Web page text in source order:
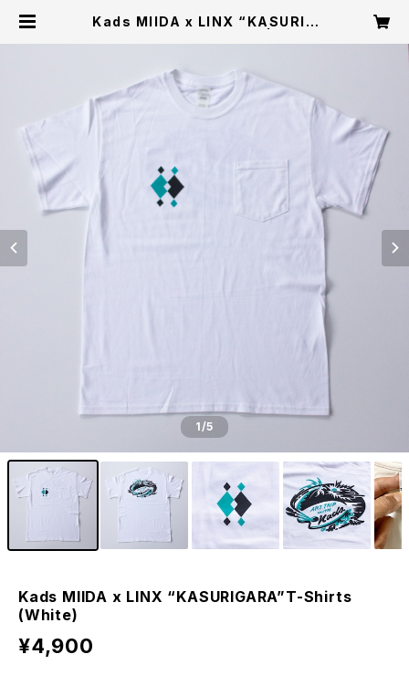
Kads MIIDA x LINX “KASURIG
1/5
Kads MIIDA x LINX “KASURIGARA”T-Shirts
(White)
¥4,900